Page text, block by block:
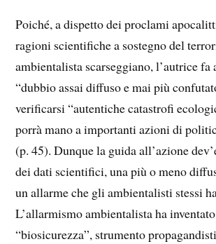
Poiché, a dispetto dei proclami
ragioni scientifiche a sostegno del
ambientalista scarseggiano, l’autrice fa
“dubbio assai diffuso e mai più
verificarsi “autentiche catastrofi
porrà mano a importanti azioni di
(p. 45). Dunque la guida all’azione
dei dati scientifici, una più o meno
un allarme che gli ambientalisti stessi
L’allarmismo ambientalista ha
“biosicurezza”, strumento